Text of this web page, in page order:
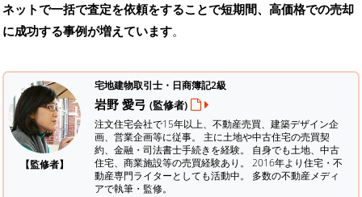
ネットで一括で査定を依頼をすることで短期間、高価格での売却
に成功する事例が増えています。
【監修者】
宅地建物取引士・日商簿記2級
岩野 愛弓 (監修者)
注文住宅会社で15年以上、不動産売買、建築デザイン企
画、営業企画等に従事。 主に土地や中古住宅の売買契
約、金融・司法書士手続きを経験。 自身でも土地、中古
住宅、商業施設等の売買経験あり。 2016年より住宅・不
動産専門ライターとしても活動中。 多数の不動産メディ
アで執筆・監修。